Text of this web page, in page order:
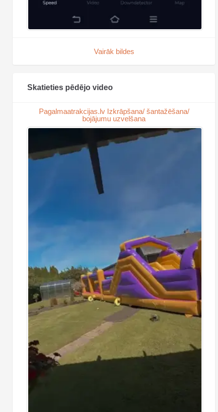
Vairāk bildes
Skatieties pēdējo video
Pagalmaatrakcijas.lv Izkrāpšana/ šantažēšana/
bojājumu uzvelšana